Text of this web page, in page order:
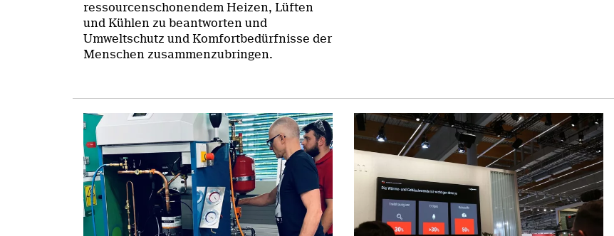
ressourcenschonendem Heizen, Lüften
und Kühlen zu beantworten und
Umweltschutz und Komfortbedürfnisse der
Menschen zusammenzubringen.